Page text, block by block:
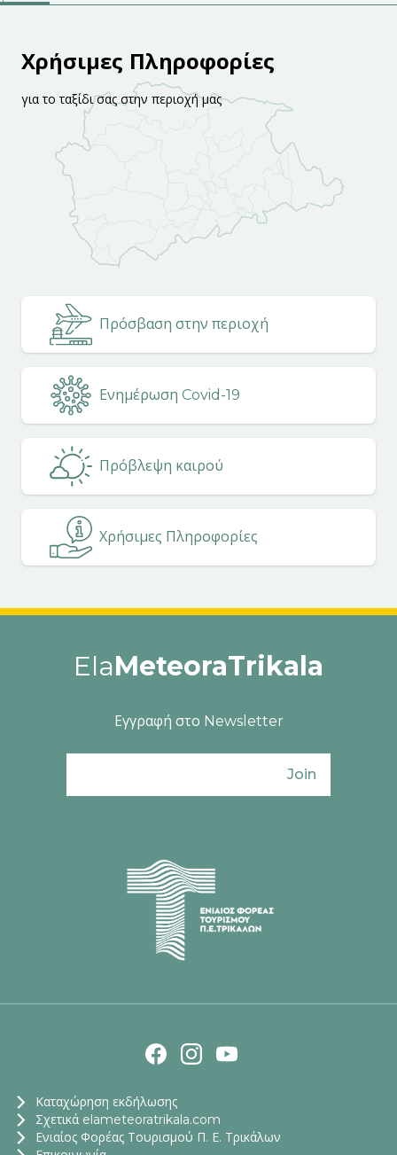
Χρήσιμες Πληροφορίες
για το ταξίδι σας στην περιοχή μας
Πρόσβαση στην περιοχή
Ενημέρωση Covid-19
Πρόβλεψη καιρού
Χρήσιμες Πληροφορίες
ElaMeteoraTrikala
Εγγραφή στο Newsletter
Join
Καταχώρηση εκδήλωσης
Σχετικά elameteoratrikala.com
Ενιαίος Φορέας Τουρισμού Π. Ε. Τρικάλων